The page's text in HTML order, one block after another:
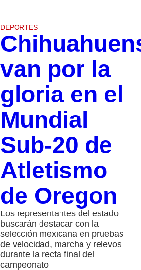
DEPORTES
van por la
gloria en el
Mundial
Sub-20 de
Atletismo
de Oregon
Los representantes del estado
buscarán destacar con la
selección mexicana en pruebas
de velocidad, marcha y relevos
durante la recta final del
campeonato